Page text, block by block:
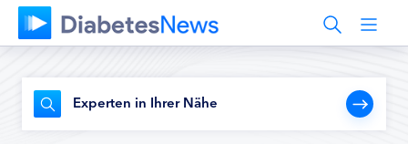
Experten in Ihrer Nähe